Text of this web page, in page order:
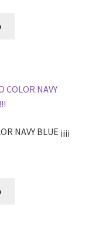
NAVY BLUE ¡¡¡¡